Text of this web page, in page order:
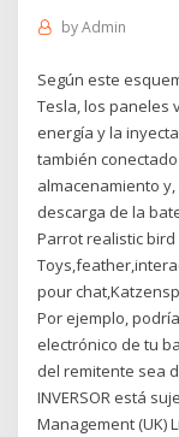
byAdmin
Según este
Tesla, los paneles
energía y la
también
almacenamiento
descarga de la
Parrot realistic
pour
Por ejemplo,
electrónico de tu
del remitente sea
INVERSOR está
Management (UK)